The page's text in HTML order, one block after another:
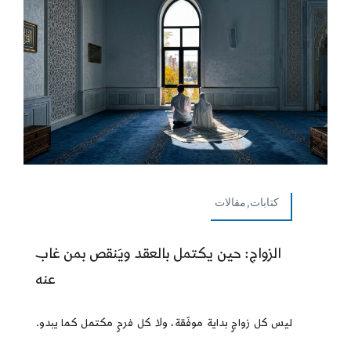
كتابات,مقالات
الزواج: حين يكتمل بالعقد ويَنقص بمن غاب
عنه
ليس كل زواجٍ بداية موفّقة، ولا كل فرحٍ مكتمل كما يبدو.